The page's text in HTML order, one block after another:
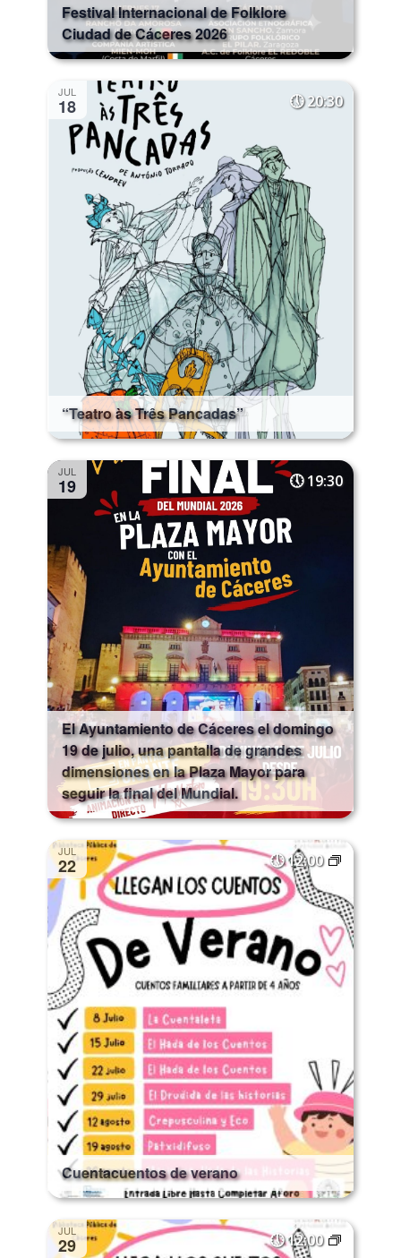
Festival Internacional de Folklore
Ciudad de Cáceres 2026
JUL
18 20:30
“Teatro às Três Pancadas”
JUL
19 19:30
El Ayuntamiento de Cáceres el domingo
19 de julio, una pantalla de grandes
dimensiones en la Plaza Mayor para
seguir la final del Mundial.
JUL
22 12:00
Cuentacuentos de verano
JUL
29 12:00